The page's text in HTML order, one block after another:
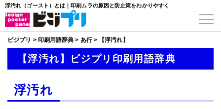
浮汚れ（ゴースト）とは｜印刷ムラの原因と防止策をわかりやすく
ビジプリ > 印刷用語辞典 > あ行> 【浮汚れ】
【浮汚れ】ビジプリ印刷用語辞典
浮汚れ